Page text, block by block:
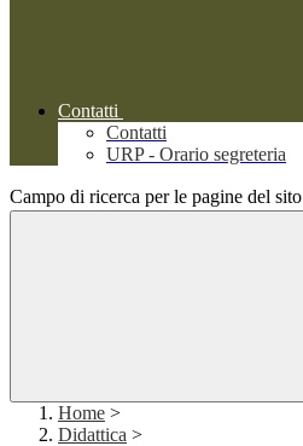
Contatti
Contatti
URP - Orario segreteria
Campo di ricerca per le pagine del sito
Home >
Didattica >